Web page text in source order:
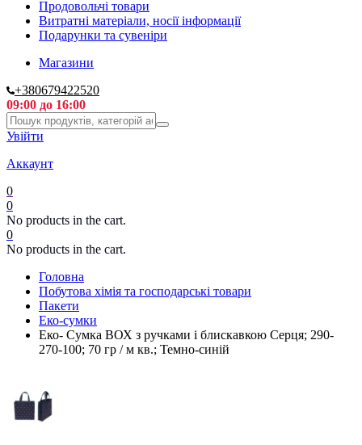
Продовольчі товари
Витратні матеріали, носії інформації
Подарунки та сувеніри
Магазини
+380679422520
09:00 до 16:00
Увійти
Аккаунт
0
0
No products in the cart.
0
No products in the cart.
Головна
Побутова хімія та господарські товари
Пакети
Еко-сумки
Еко- Сумка ВОХ з ручками і блискавкою Серця; 290-
270-100; 70 гр / м кв.; Темно-синій